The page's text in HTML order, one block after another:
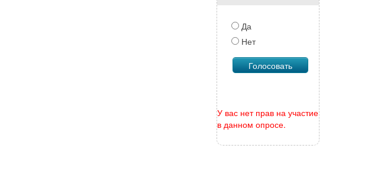
Да
Нет
У вас нет прав на участие
в данном опросе.